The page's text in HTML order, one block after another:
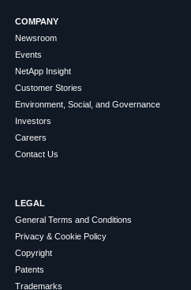
COMPANY
Newsroom
Events
NetApp Insight
Customer Stories
Environment, Social, and Governance
Investors
Careers
Contact Us
LEGAL
General Terms and Conditions
Privacy & Cookie Policy
Copyright
Patents
Trademarks